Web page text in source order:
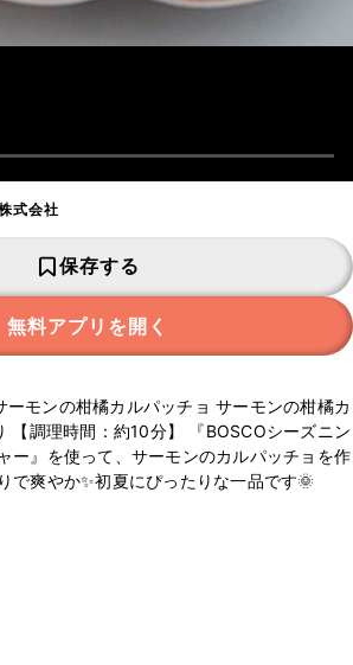
式会社
保存する
無料アプリを開く
ーモンの柑橘カルパッチョ サーモンの柑橘カ
【調理時間：約10分】 『BOSCOシーズニン
ー』を使って、サーモンのカルパッチョを作
で爽やか✨初夏にぴったりな一品です🌞